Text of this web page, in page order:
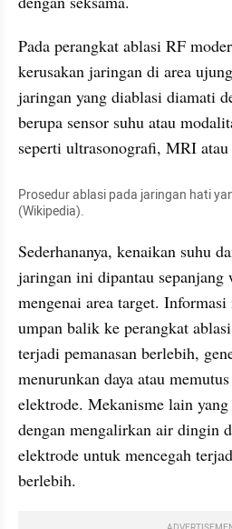
Pada perangkat ablasi RF
kerusakan jaringan di area
jaringan yang diablasi diamati
berupa sensor suhu atau
seperti ultrasonografi, MRI atau
Prosedur ablasi pada jaringan hati
(Wikipedia).
Sederhananya, kenaikan suhu
jaringan ini dipantau sepanjang
mengenai area target.
umpan balik ke perangkat
terjadi pemanasan berlebih,
menurunkan daya atau
elektrode. Mekanisme lain
dengan mengalirkan air dingin
elektrode untuk mencegah
berlebih.